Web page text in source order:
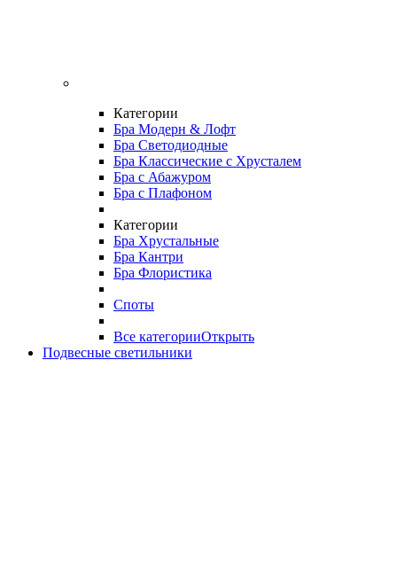
Категории
Бра Модерн & Лофт
Бра Светодиодные
Бра Классические с Хрусталем
Бра с Абажуром
Бра с Плафоном
Категории
Бра Хрустальные
Бра Кантри
Бра Флористика
Споты
Все категорииОткрыть
Подвесные светильники